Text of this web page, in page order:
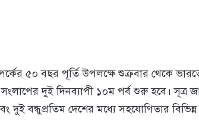
৫০ বছর পূর্তি উপলক্ষে শুক্রবার থেকে
দুই দিনব্যাপী ১০ম পর্ব শুরু হবে। সূত্র
দুই বন্ধুপ্রতিম দেশের মধ্যে সহযোগিতার